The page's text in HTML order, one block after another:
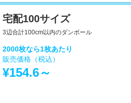
宅配100サイズ
3辺合計100cm以内のダンボール
2000枚なら1枚あたり
販売価格（税込）
¥154.6～